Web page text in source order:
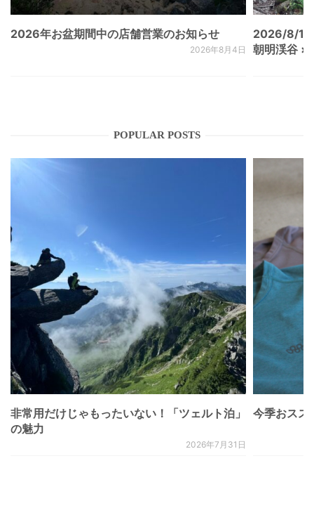
2026年お盆期間中の店舗営業のお知らせ
2026年8月4日
2026/8/
朝明渓谷 ×
POPULAR POSTS
非常用だけじゃもったいない！「ツェルト泊」
の魅力
2026年7月31日
今季おスス